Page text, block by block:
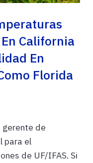
California
En
Florida
gerente de
para el
de UF/IFAS. Si